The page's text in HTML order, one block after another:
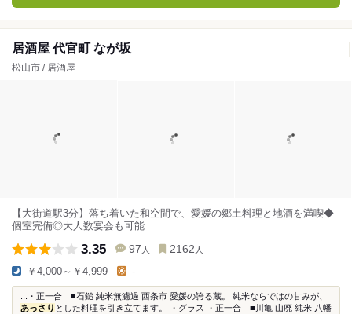
居酒屋 代官町 なが坂
松山市 / 居酒屋
【大街道駅3分】落ち着いた和空間で、愛媛の郷土料理と地酒を満喫◆
個室完備◎大人数宴会も可能
3.35 97 人 2162 人
￥4,000～￥4,999 -
...・正一合 ■石鎚 純米無濾過 西条市 愛媛の誇る蔵。 純米ならではの甘みが、
あっさり とした料理を引き立てます。 ・グラス ・正一合 ■川亀 山廃 純米 八幡